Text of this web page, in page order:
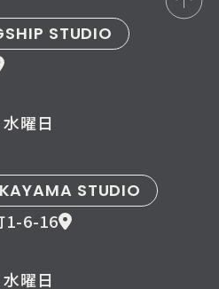
STUDIO
曜日
STUDIO
1-6-16
曜日